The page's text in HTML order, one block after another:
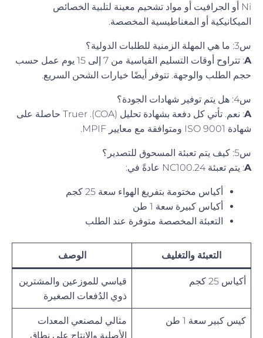
Ni أو الجرافيت أو مواد تشحيم معينة لتلبية الخصائص
الميكانيكية أو المغناطيسية المخصصة.
س3: ما هي المهلة الزمنية للطلبات الدولية؟
A
: تتراوح أوقات التسليم القياسية من 7 إلى 15 يوم عمل حسب
حجم الطلب والوجهة. تتوفر أيضًا خيارات الشحن السريع.
س4: هل يتم توفير شهادات الجودة؟
A
: نعم. تأتي كل دفعة بشهادة تحليل (COA). Truer حاصلة على
شهادة ISO 9001 ومتوافقة مع معايير MPIF.
س5: كيف يتم تعبئة المسحوق للتصدير؟
A: يتم تعبئة NC100.24 عادةً في:
أكياس مختومة بتفريغ الهواء سعة 25 كجم
أكياس كبيرة سعة 1 طن
التعبئة المخصصة متوفرة عند الطلب
التعبئة والتغليف الوصف
أكياس 25 كجم
قياسي للموزعين والمشترين
ذوي الدُفعات الصغيرة
كيس كبير سعة 1 طن
مثالي لمصنعي المعدات
الأصلية والإنتاج على نطاق